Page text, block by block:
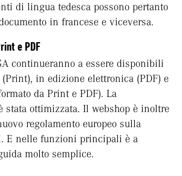
di lingua tedesca possono pertanto
in francese e viceversa.
e PDF
continueranno a essere disponibili
in edizione elettronica (PDF) e
da Print e PDF). La
stata ottimizzata. Il webshop è inoltre
regolamento europeo sulla
E nelle funzioni principali è a
molto semplice.